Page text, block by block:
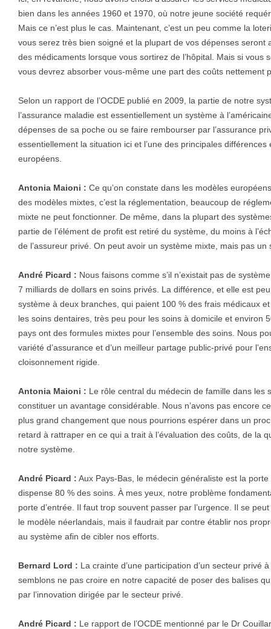
bien dans les années 1960 et 1970, où notre jeune société
Mais ce n’est plus le cas. Maintenant, c’est un peu comme la
vous serez très bien soigné et la plupart de vos dépenses seront
des médicaments lorsque vous sortirez de l’hôpital. Mais si vous
vous devrez absorber vous-même une part des coûts nettement
Selon un rapport de l’OCDE publié en 2009, la partie de notre
l’assurance maladie est essentiellement un système à
dépenses de sa poche ou se faire rembourser par l’assurance
essentiellement la situation ici et l’une des principales
européens.
Antonia Maioni : Ce qu’on constate dans les modèles
des modèles mixtes, c’est la réglementation, beaucoup de
mixte ne peut fonctionner. De même, dans la plupart des
partie de l’élément de profit est retiré du système, du moins à
de l’assureur privé. On peut avoir un système mixte, mais pas
André Picard : Nous faisons comme s’il n’existait pas de
7 milliards de dollars en soins privés. La différence, et elle est
système à deux branches, qui paient 100 % des frais médicaux
les soins dentaires, très peu pour les soins à domicile et environ
pays ont des formules mixtes pour l’ensemble des soins. Nous
variété d’assurance et d’un meilleur partage public-privé pour
cloisonnement rigide.
Antonia Maioni : Le rôle central du médecin de famille dans les
constituer un avantage considérable. Nous n’avons pas encore
plus grand changement que nous pourrions espérer dans un
retard à rattraper en ce qui a trait à l’évaluation des coûts, de la
notre système.
André Picard : Aux Pays-Bas, le médecin généraliste est la
dispense 80 % des soins. À mes yeux, notre problème
porte d’entrée. Il faut trop souvent passer par l’urgence. Il se
le modèle néerlandais, mais il faudrait par contre établir nos
au système afin de cibler nos efforts.
Bernard Lord : La crainte d’une participation d’un secteur privé
semblons ne pas croire en notre capacité de poser des balises
par l’innovation dirigée par le secteur privé.
André Picard : Le rapport de l’OCDE mentionné par le Dr